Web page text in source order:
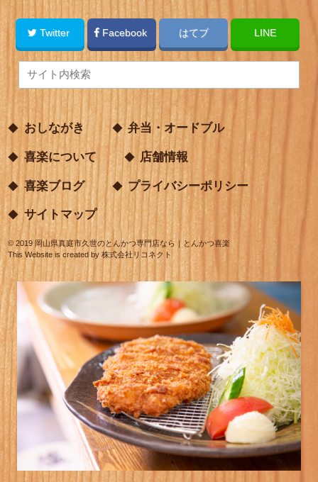
Twitter Facebook はてブ LINE
おしながき 弁当・オードブル
喜楽について 店舗情報
喜楽ブログ プライバシーポリシー
サイトマップ
©2019 岡山県真庭市久世のとんかつ専門店なら｜とんかつ喜楽
This Website is created by株式会社リコネクト